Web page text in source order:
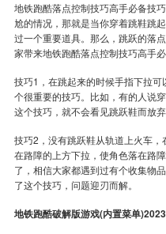
地铁跑酷落点控制技巧高手必备技
尬的情况，那就是当你穿着跳鞋跳
过一个重要道具。那么，跳跃的落
家带来地铁跑酷落点控制技巧高手
技巧1，在跳起来的时候手指下拉
个很重要的技巧。比如，有的人说
这个技巧，就不会看见跳跃鞋而放
技巧2，没有跳跃鞋从轨道上火车，
在路障的上方下拉，使角色落在路
了，相信大家都遇到过有个收集物
了这个技巧，问题迎刃而解。
地铁跑酷破解版游戏(内置菜单